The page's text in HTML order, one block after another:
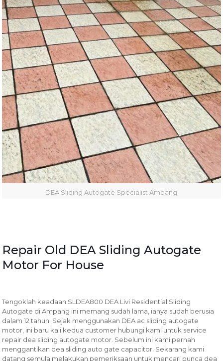
DEA Sliding Autogate Specialist Ampang
Repair Old DEA Sliding Autogate
Motor For House
Tengoklah keadaan SLDEA800 DEA Livi Residential Sliding
Autogate di Ampang ini memang sudah lama, ianya sudah berusia
dalam 12 tahun. Sejak menggunakan DEA ac sliding autogate
motor, ini baru kali kedua customer hubungi kami untuk service
repair dea sliding autogate motor. Sebelum ini kami pernah
menggantikan dea sliding auto gate capacitor. Sekarang kami
datang semula melakukan pemeriksaan untuk mencari punca dea